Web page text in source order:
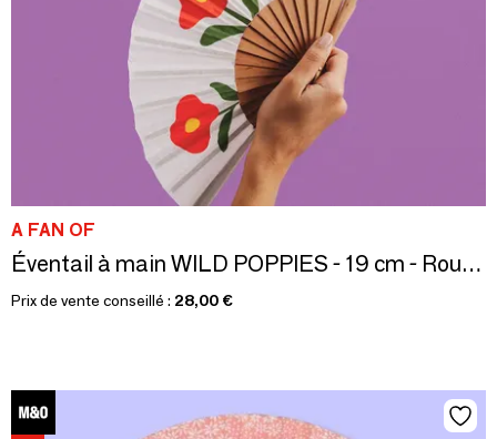
A FAN OF
Éventail à main WILD POPPIES - 19 cm - Rouge, vert et blanc
Prix de vente conseillé : 28,00 €